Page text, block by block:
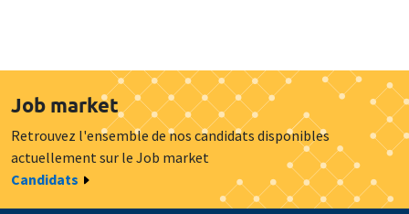
Job market
Retrouvez l'ensemble de nos candidats disponibles
actuellement sur le Job market
Candidats